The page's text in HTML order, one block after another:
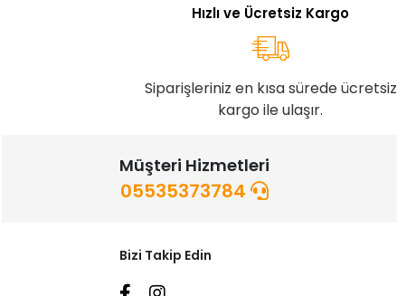
Hızlı ve Ücretsiz Kargo
Siparişleriniz en kısa sürede ücretsiz
kargo ile ulaşır.
Müşteri Hizmetleri
05535373784
Bizi Takip Edin